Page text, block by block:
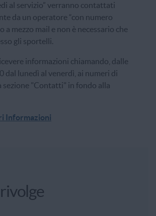
al servizio” verranno contattati
da un operatore “con numero
a mezzo mail e non è necessario che
gli sportelli.
informazioni chiamando, dalle
dal lunedì al venerdì, ai numeri di
sezione "Contatti" in fondo alla
Informazioni